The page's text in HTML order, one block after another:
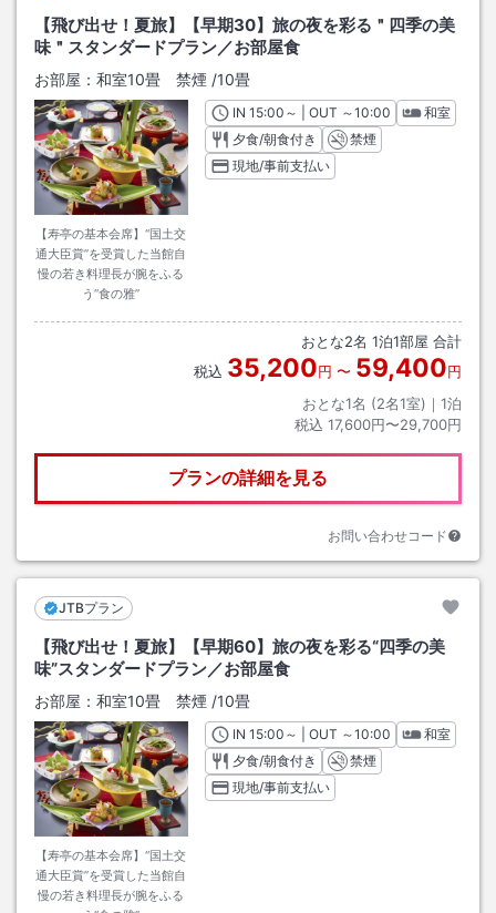
【飛び出せ！夏旅】【早期30】旅の夜を彩る＂四季の美
味＂スタンダードプラン／お部屋食
お部屋： 和室10畳 禁煙 /10畳
【寿亭の基本会席】“国土交
通大臣賞”を受賞した当館自
慢の若き料理長が腕をふる
う“食の雅”
INチェックイン
15:00 ～ | OUT チェックアウト
～10:00
和室
夕食/朝食付き
禁煙
現地/事前支払い
おとな2名 1泊1部屋 合計
税込 35,200円 〜 59,400円
おとな1名 (2名1室)｜ 1泊
税込 17,600円〜29,700円
プランの詳細を見る
お問い合わせコード
JTBプラン
【飛び出せ！夏旅】【早期60】旅の夜を彩る“四季の美
味”スタンダードプラン／お部屋食
お部屋： 和室10畳 禁煙 /10畳
【寿亭の基本会席】“国土交
通大臣賞”を受賞した当館自
慢の若き料理長が腕をふる
INチェックイン
15:00 ～ | OUT チェックアウト
～10:00
和室
夕食/朝食付き
禁煙
現地/事前支払い